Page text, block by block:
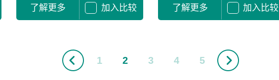
了解更多 加入比较 了解更多 加入比较
1 2 3 4 5